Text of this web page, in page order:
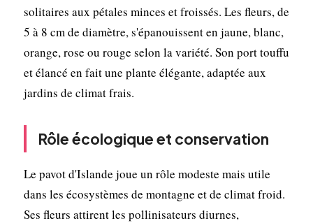
solitaires aux pétales minces et froissés. Les fleurs, de
5 à 8 cm de diamètre, s'épanouissent en jaune, blanc,
orange, rose ou rouge selon la variété. Son port touffu
et élancé en fait une plante élégante, adaptée aux
jardins de climat frais.
Rôle écologique et conservation
Le pavot d'Islande joue un rôle modeste mais utile
dans les écosystèmes de montagne et de climat froid.
Ses fleurs attirent les pollinisateurs diurnes,